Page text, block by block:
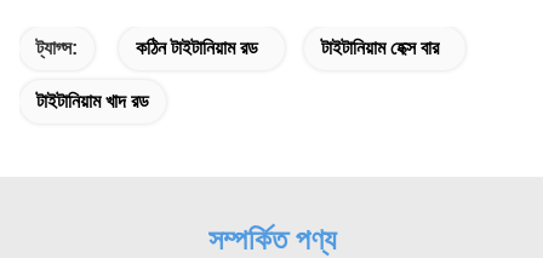
ট্যাগ্স: কঠিন টাইটানিয়াম রড টাইটানিয়াম হেক্স বার
টাইটানিয়াম খাদ রড
সম্পর্কিত পণ্য